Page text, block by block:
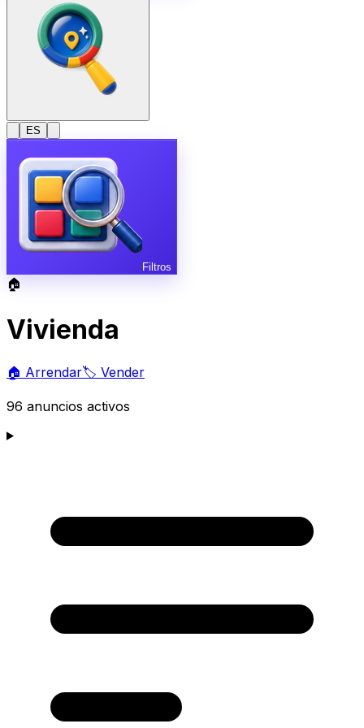
ES
Filtros
🏠
Vivienda
🏠 Arrendar🏷️ Vender
96 anuncios activos